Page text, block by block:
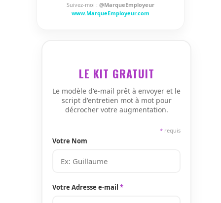
Suivez-moi : @MarqueEmployeur
www.MarqueEmployeur.com
LE KIT GRATUIT
Le modèle d'e-mail prêt à envoyer et le
script d'entretien mot à mot pour
décrocher votre augmentation.
* requis
Votre Nom
Votre Adresse e-mail *